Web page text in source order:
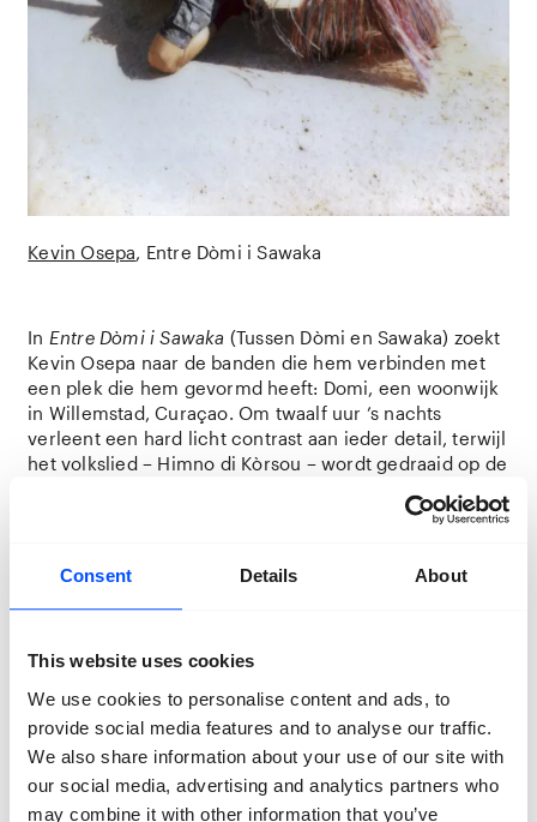
Consent Details About
This website uses cookies
We use cookies to personalise content and ads, to
provide social media features and to analyse our traffic.
We also share information about your use of our site with
our social media, advertising and analytics partners who
may combine it with other information that you’ve
Kevin Osepa Entre Dòmi i Sawaka
In Entre Dòmi i Sawaka (Tussen Dòmi en Sawaka) zoekt
Kevin Osepa naar de banden die hem verbinden met
een plek die hem gevormd heeft: Domi, een woonwijk
in Willemstad, Curaçao. Om twaalf uur ’s nachts
verleent een hard licht contrast aan ieder detail, terwijl
het volkslied – Himno di Kòrsou – wordt gedraaid op de
manifesteren; een kwetsbaar uur waarin de lucht is
waarin de kunstenaar begint aan zijn wandelingen. —
ooms, neven en nichten – uit om samen met hem
luistert Osepa aandachtig naar de mondelinge
geschiedenissen die zijn familieleden vertellen – lokale
of familielegendes, geloofsovertuigingen en verhalen
over ontmoetingen met de spirituele wereld. Geluiden
en narratieven vormen de uitgangspunten waaruit zijn
werk tevoorschijn komt. Beelden worden nieuwe
mythes op basis van collectief her-bezochte woorden,